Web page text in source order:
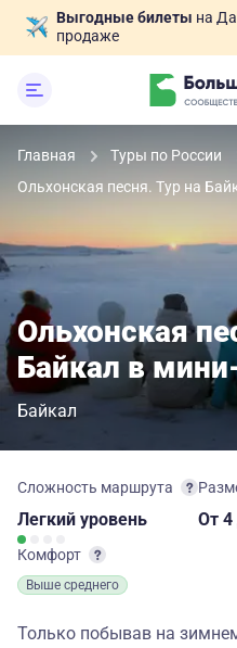
Выгодные билеты на
продаже
Главная Туры по России
Ольхонская песня. Тур на
Ольхонская
Байкал в
Байкал
Сложность маршрута
Легкий уровень
Комфорт
Выше среднего
От 4
Только побывав на